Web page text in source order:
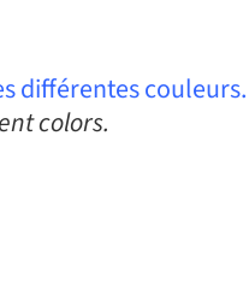
différentes couleurs.
colors.